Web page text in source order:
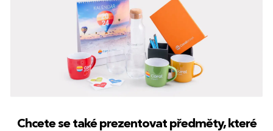
Chcete se také prezentovat předměty, které